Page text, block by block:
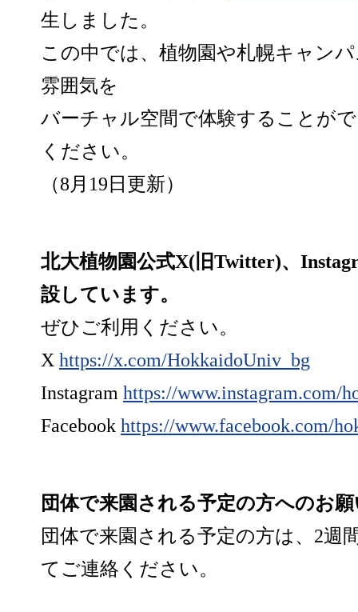
生しました。
この中では、植物園や札幌キャン
雰囲気を
バーチャル空間で体験することが
ください。
（8月19日更新）
北大植物園公式X(旧Twitter)、
設しています。
ぜひご利用ください。
X https://x.com/HokkaidoUniv_bg
Instagram https://www.instagram.com/
Facebook https://www.facebook.com/
団体で来園される予定の方へのお
団体で来園される予定の方は、2週
てご連絡ください。